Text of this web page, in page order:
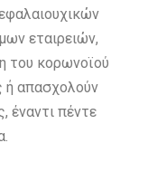
εταιρειών,
του κορωνοϊού
ή απασχολούν
έναντι πέντε